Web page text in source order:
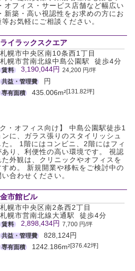
オフィス・サービス店舗など幅広い
新築・高い視認性をお求めの方にお
お気軽にご相談ください。
ライラックスクエア
札幌市中央区南10条西1丁目
札幌市営南北線中島公園駅 徒歩4分
賃料 3,190,044円 24,200 円/坪
共益・管理費
円
専有面積 435.006m²[131.82坪]
・オフィス向け】 中島公園駅徒歩1
に、ガラス張りのスタイリッシュ
。 1階にはコンビニ、2階にはフィ
り、利便性の高い環境です。 視認
外観は、クリニックやオフィスを
め。 新規開業や移転をご検討中の
合わせください。
金市館ビル
札幌市中央区南2条西2丁目
札幌市営南北線大通駅 徒歩4分
賃料 2,898,434円 7,700 円/坪
共益・管理費
828,124円
専有面積 1242.186m²[376.42坪]